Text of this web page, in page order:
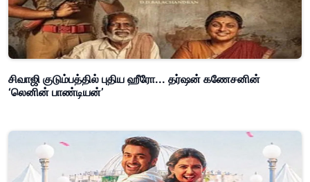
சிவாஜி குடும்பத்தில் புதிய ஹீரோ... தர்ஷன் கணேசனின்
‘லெனின் பாண்டியன்’